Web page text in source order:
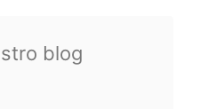
blog